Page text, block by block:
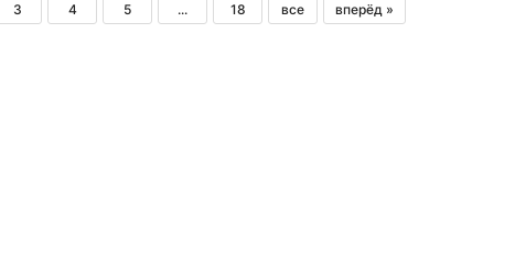
3 4 5 ... 18 все вперёд »